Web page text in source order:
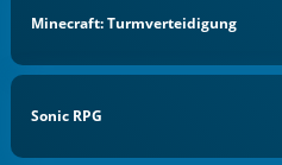
Minecraft: Turmverteidigung
Sonic RPG